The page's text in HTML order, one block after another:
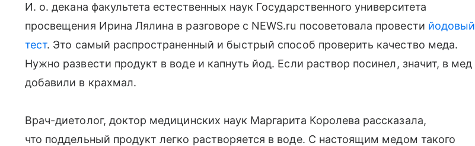
И. о. декана факультета естественных наук Государственного университета
просвещения Ирина Лялина в разговоре с NEWS.ru посоветовала провести йодовый
тест. Это самый распространенный и быстрый способ проверить качество меда.
Нужно развести продукт в воде и капнуть йод. Если раствор посинел, значит, в мед
добавили в крахмал.
Врач-диетолог, доктор медицинских наук Маргарита Королева рассказала,
что поддельный продукт легко растворяется в воде. С настоящим медом такого